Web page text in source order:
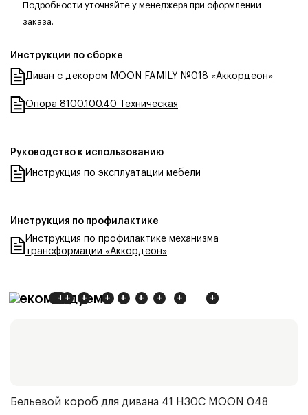
Подробности уточняйте у менеджера при оформлении
заказа.
Инструкции по сборке
Диван с декором MOON FAMILY №018 «Аккордеон»
Опора 8100.100.40 Техническая
Руководство к использованию
Инструкция по эксплуатации мебели
Инструкция по профилактике
Инструкция по профилактике механизма
трансформации «Аккордеон»
+++ + +
+
+ + +
+ +
+
Рекомендуем
Бельевой короб для дивана 41 Н30С MOON 048